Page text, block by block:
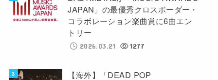
JAPAN」の最優秀クロスボーダー・
コラボレーション楽曲賞に6曲エン
トリー
2026.03.21 1277
【海外】「DEAD POP